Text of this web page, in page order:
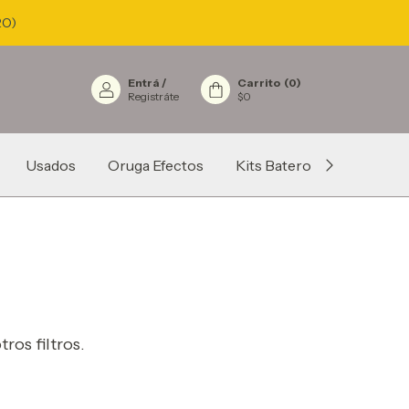
Entrá /
Registráte
Carrito (0)
$0
Usados Oruga Efectos Kits Batero
filtros.